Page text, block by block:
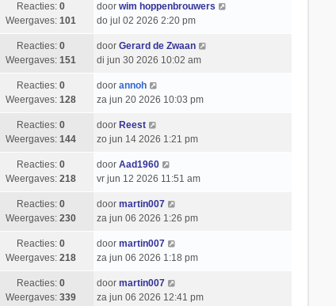
Reacties:0
Weergaves:101
door wim hoppenbrouwers
do jul 02 2026 2:20 pm
Reacties:0
Weergaves:151
door Gerard de Zwaan
di jun 30 2026 10:02 am
Reacties:0
Weergaves:128
door annoh
za jun 20 2026 10:03 pm
Reacties:0
Weergaves:144
door Reest
zo jun 14 2026 1:21 pm
Reacties:0
Weergaves:218
door Aad1960
vr jun 12 2026 11:51 am
Reacties:0
Weergaves:230
door martin007
za jun 06 2026 1:26 pm
Reacties:0
Weergaves:218
door martin007
za jun 06 2026 1:18 pm
Reacties:0
Weergaves:339
door martin007
za jun 06 2026 12:41 pm